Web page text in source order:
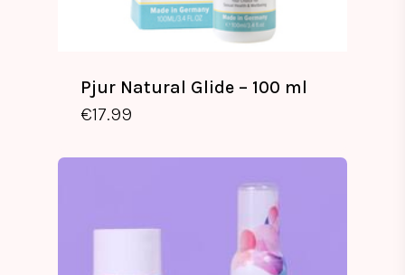
Pjur Natural Glide – 100 ml
€17.99
€17.99